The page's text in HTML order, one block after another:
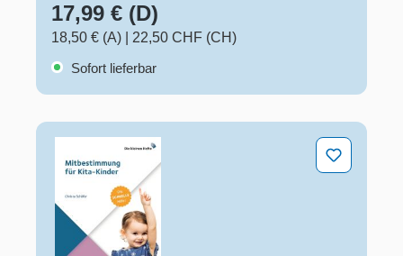
17,99 € (D)
18,50 € (A)
22,50 CHF (CH)
Sofort lieferbar
Mitbestimmung für Kita-Kinder